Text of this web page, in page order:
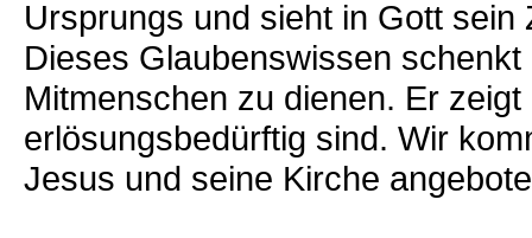
Ursprungs und sieht in Gott sein
Dieses Glaubenswissen
Mitmenschen zu dienen. Er
erlösungsbedürftig sind. Wir
Jesus und seine Kirche